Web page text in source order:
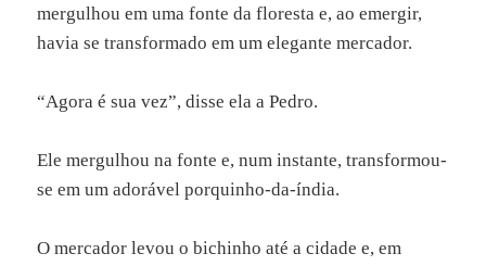
mergulhou em uma fonte da floresta e, ao emergir,
havia se transformado em um elegante mercador.
“Agora é sua vez”, disse ela a Pedro.
Ele mergulhou na fonte e, num instante, transformou-
se em um adorável porquinho-da-índia.
O mercador levou o bichinho até a cidade e, em